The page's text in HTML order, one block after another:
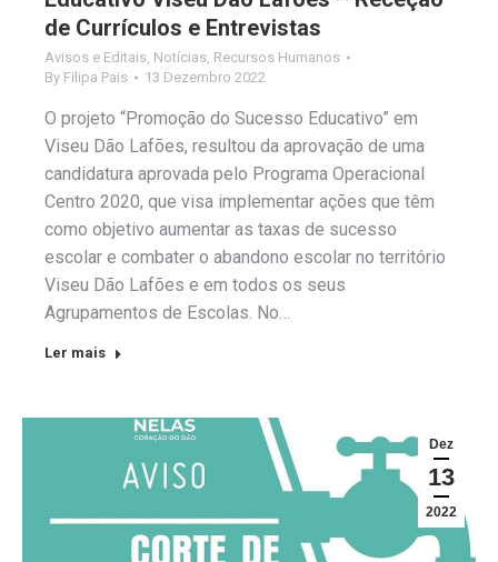
de Currículos e Entrevistas
Avisos e Editais, Notícias, Recursos Humanos
By Filipa Pais 13 Dezembro 2022
O projeto “Promoção do Sucesso Educativo” em
Viseu Dão Lafões, resultou da aprovação de uma
candidatura aprovada pelo Programa Operacional
Centro 2020, que visa implementar ações que têm
como objetivo aumentar as taxas de sucesso
escolar e combater o abandono escolar no território
Viseu Dão Lafões e em todos os seus
Agrupamentos de Escolas. No…
Ler mais
Dez
13
2022